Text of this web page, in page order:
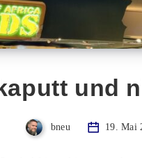
und
bneu 19. Mai